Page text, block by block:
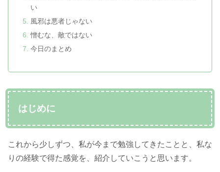
い
風邪は悪者じゃない
憎むな、敵ではない
今日のまとめ
はじめに
これから少しずつ、私が今まで勉強してきたことと、私な
りの経験で得た感覚を、紹介していこうと思います。